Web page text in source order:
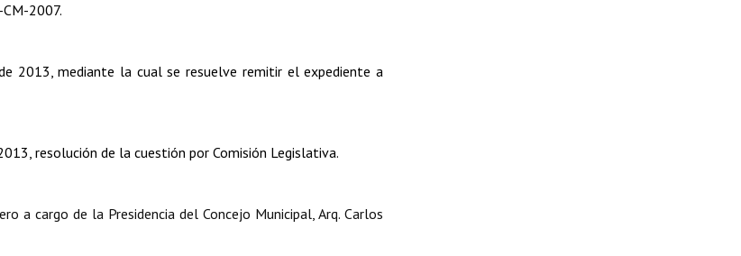
2007.
2013, mediante la cual se resuelve remitir el expediente a
resolución de la cuestión por Comisión Legislativa.
a cargo de la Presidencia del Concejo Municipal, Arq. Carlos